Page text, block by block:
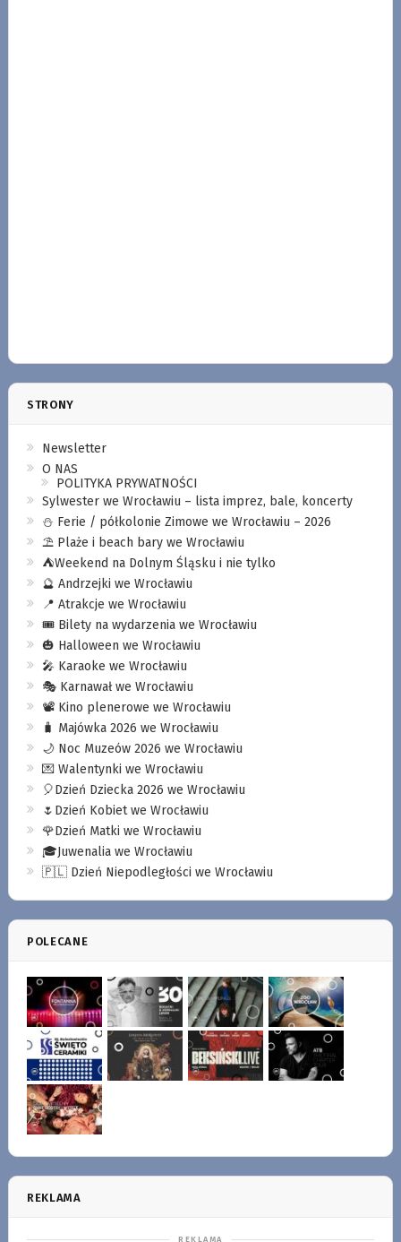
STRONY
Newsletter
O NAS
POLITYKA PRYWATNOŚCI
Sylwester we Wrocławiu – lista imprez, bale, koncerty
⛄️ Ferie / półkolonie Zimowe we Wrocławiu – 2026
⛱️ Plaże i beach bary we Wrocławiu
⛺️Weekend na Dolnym Śląsku i nie tylko
🔮 Andrzejki we Wrocławiu
📍 Atrakcje we Wrocławiu
🎟️ Bilety na wydarzenia we Wrocławiu
🎃 Halloween we Wrocławiu
🎤 Karaoke we Wrocławiu
🎭 Karnawał we Wrocławiu
📽️ Kino plenerowe we Wrocławiu
🧳 Majówka 2026 we Wrocławiu
🌙 Noc Muzeów 2026 we Wrocławiu
💌 Walentynki we Wrocławiu
🎈Dzień Dziecka 2026 we Wrocławiu
🌷Dzień Kobiet we Wrocławiu
🌹Dzień Matki we Wrocławiu
🎓Juwenalia we Wrocławiu
🇵🇱 Dzień Niepodległości we Wrocławiu
POLECANE
REKLAMA